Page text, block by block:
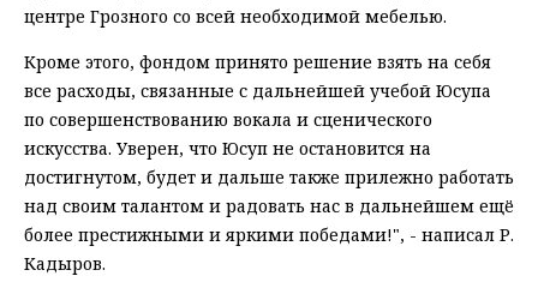
центре Грозного со всей необходимой мебелью.
Кроме этого, фондом принято решение взять на себя
все расходы, связанные с дальнейшей учебой Юсупа
по совершенствованию вокала и сценического
искусства. Уверен, что Юсуп не остановится на
достигнутом, будет и дальше также прилежно работать
над своим талантом и радовать нас в дальнейшем ещё
более престижными и яркими победами!", - написал Р.
Кадыров.